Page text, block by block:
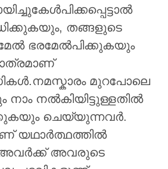
തങ്ങളുടെ
ഭരമേല്‍പിക്കുകയും
മുറപോലെ
നല്‍കിയിട്ടുള്ളതില്‍
ചെയ്യുന്നവര്‍.
യഥാര്‍ത്ഥത്തില്‍
അവരുടെ